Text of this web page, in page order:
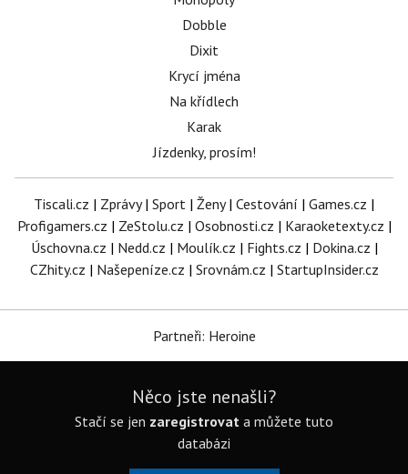
Dobble
Dixit
Krycí jména
Na křídlech
Karak
Jízdenky, prosím!
Tiscali.cz | Zprávy| Sport | Ženy| Cestování | Games.cz |
Profigamers.cz | ZeStolu.cz | Osobnosti.cz | Karaoketexty.cz |
Úschovna.cz | Nedd.cz | Moulík.cz | Fights.cz | Dokina.cz |
CZhity.cz | Našepeníze.cz | Srovnám.cz | StartupInsider.cz
Partneři: Heroine
Něco jste nenašli?
Stačí se jen zaregistrovat a můžete tuto
databázi